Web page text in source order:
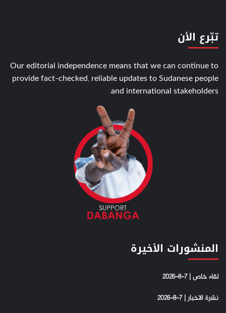
تبّرع الأن
Our editorial independence means that we can continue to
provide fact-checked, reliable updates to Sudanese people
and international stakeholders.
المنشورات الأخيرة
لقاء خاص | 7-8-2026
نشرة الاخبار | 7-8-2026